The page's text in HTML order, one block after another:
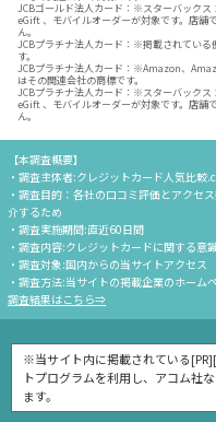
JCBゴールド法人カード：※スターバック
eGift 、モバイルオーダーが対象です。店舗
ん。
JCBプラチナ法人カード：※掲載されている
す。
JCBプラチナ法人カード：※Amazon、
はその関連会社の商標です。
JCBプラチナ法人カード：※スターバック
eGift 、モバイルオーダーが対象です。店舗
ん。
【本調査概要】
・調査主体者:クレジットカード人気比較
・調査目的：各社の口コミ評価とアクセ
介するため
・調査実施期間:直近60日間
・調査内容:クレジットカードに関する意
・調査対象:国内からの当サイトアクセス
・調査方法:当サイトの掲載企業のホー
調査結果はこちら⇒
※当サイト内に掲載されている
トプログラムを利用し、アコム社
ます。